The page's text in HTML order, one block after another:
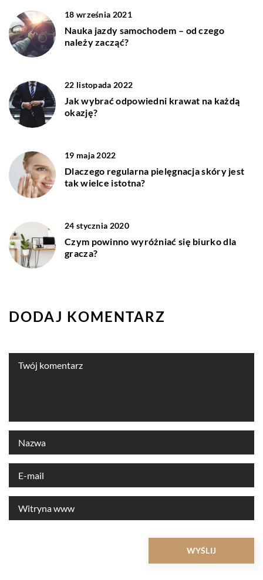
18 września 2021
Nauka jazdy samochodem – od czego
należy zacząć?
22 listopada 2022
Jak wybrać odpowiedni krawat na każdą
okazję?
19 maja 2022
Dlaczego regularna pielęgnacja skóry jest
tak wielce istotna?
24 stycznia 2020
Czym powinno wyróżniać się biurko dla
gracza?
DODAJ KOMENTARZ